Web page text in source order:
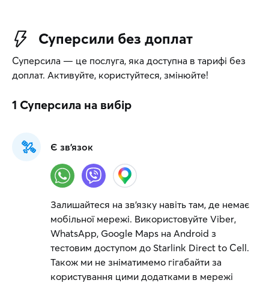
Суперсили без доплат
Суперсила — це послуга, яка доступна в тарифі без
доплат. Активуйте, користуйтеся, змінюйте!
1 Суперсила на вибір
Є зв'язок
Залишайтеся на зв’язку навіть там, де немає
мобільної мережі. Використовуйте Viber,
WhatsApp, Google Maps на Android з
тестовим доступом до Starlink Direct to Cell.
Також ми не зніматимемо гігабайти за
користування цими додатками в мережі